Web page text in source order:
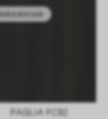
PAGLIA FC92